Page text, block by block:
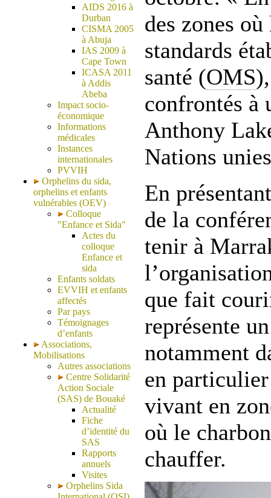
AIDS 2016 à
Durban
CISMA 2005
à Abuja
IAS 2009 à
Cape Town
ICASA 2011
à Addis
Abeba
Impact socio-
économique
Informations
médicales
Instances
internationales
PVVIH
Orphelins du sida,
orphelins et enfants
vulnérables (OEV)
Colloque
"Enfance et Sida"
Actes du
colloque
Enfance et
sida
Enfants soldats
EVVIH et enfants
affectés
Par pays
Témoignages
d’enfants
Associations,
Mobilisations
Autres associations
Centre Solidarité
Action Sociale
(SAS) de Bouaké
Actualité
Fiche
d’identité du
SAS
Rapports
annuels
Visites
Orphelins Sida
des zones
standards
santé (OMS
confrontés à
Anthony
Nations
En
de la
tenir à
que fait
représente
notamment
en
vivant en
où le
chauffer.